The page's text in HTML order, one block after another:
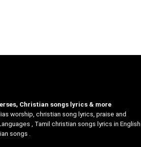
Christian songs lyrics & more
worship, christian song lyrics, praise and
, Tamil christian songs lyrics in English
songs .